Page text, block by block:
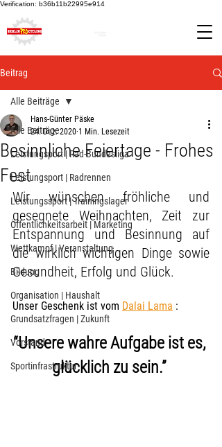
Verification: b36b11b22995e914
Beitrag
Alle Beiträge
Leistungsport | Rad-Bundesliga
Leistungsport | Radrennen
Leistungssport | Trainingslager
Öffentlichkeitsarbeit | Marketing
Wettkampf | Veranstaltung
Bildung
Organisation | Haushalt
Grundsatzfragen | Zukunft
Vorstand
Sportinfrastruktur
Alle Beiträge
Besinnliche Feiertage - Frohes
Fest
Hans-Günter Päske
24. Dez. 2020 1 Min. Lesezeit
Wir wünschen fröhliche und
gesegnete Weihnachten, Zeit zur
Entspannung und Besinnung auf
die wirklich wichtigen Dinge sowie
Gesundheit, Erfolg und Glück.
Unser Geschenk ist vom Dalai Lama :
“Unsere wahre Aufgabe ist es,
glücklich zu sein.”